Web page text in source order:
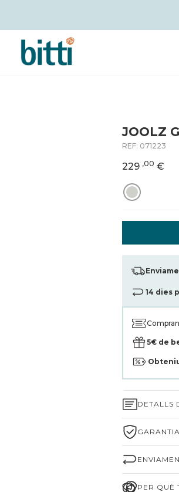
JOOLZ
REF: 071223
229 ,00 €
14 dies
5€ de
DETALLS
PER QUÈ